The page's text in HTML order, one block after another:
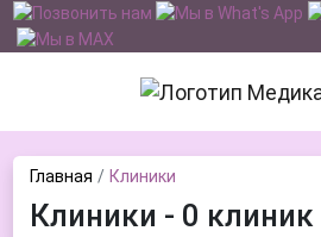
Главная Клиники
Клиники - 0 клиник